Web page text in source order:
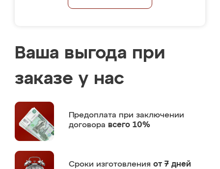
Ваша выгода при
заказе у нас
Предоплата при заключении
договора всего 10%
Сроки изготовления от 7 дней